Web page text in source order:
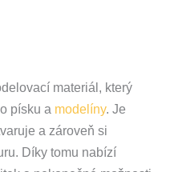
materiál, který
písku a modelíny. Je
a zároveň si
Díky tomu nabízí